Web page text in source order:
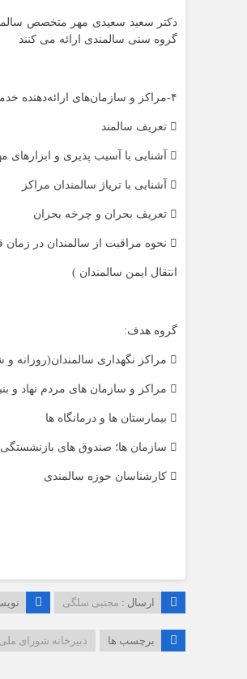
دکتر سعید سعیدی مهر متخصص
گروه سنی سالمندی ارائه می کنند
۴-مراکز و سازمان‌های ارائه‌دهنده خدمات
 تعریف سالمند
 آشنایی با آسیب پذیری و ابزارهای مهم آن
 آشنایی با تریاژ سالمندان مراکز
 تعریف بحران و چرخه بحران
 نحوه مراقبت از سالمندان در زمان قبل از بحران و درزمان بحران (نحوه تریاژو نحوه
انتقال ایمن سالمندان )
گروه هدف:
 مراکز نگهداری سالمندان(روزانه و شبانه روزی) سازمان بهزیستی
 مراکز و سازمان های مردم نهاد و بنیادهای فزرانگان
 بیمارستان ها و درمانگاه ها
 سازمان ها؛ صندوق های بازنشستگی کشوری و لشکری و تامین اجتماعی و نفت
 کارشناسان حوزه سالمندی
ارسال : مجتبی سلگی
برچسب ها دبیرخانه شورای